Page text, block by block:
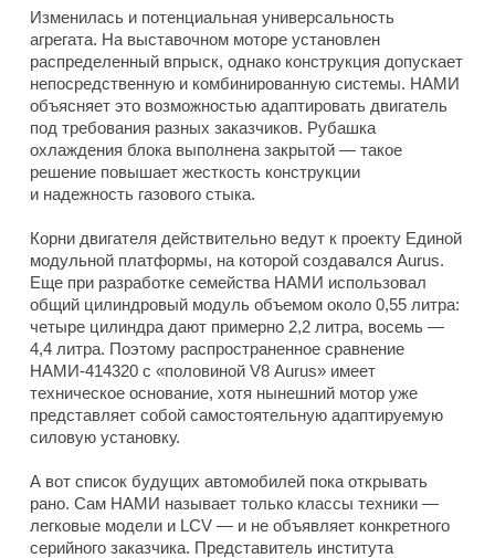
Изменилась и потенциальная универсальность
агрегата. На выставочном моторе установлен
распределенный впрыск, однако конструкция допускает
непосредственную и комбинированную системы. НАМИ
объясняет это возможностью адаптировать двигатель
под требования разных заказчиков. Рубашка
охлаждения блока выполнена закрытой — такое
решение повышает жесткость конструкции
и надежность газового стыка.
Корни двигателя действительно ведут к проекту Единой
модульной платформы, на которой создавался Aurus.
Еще при разработке семейства НАМИ использовал
общий цилиндровый модуль объемом около 0,55 литра:
четыре цилиндра дают примерно 2,2 литра, восемь —
4,4 литра. Поэтому распространенное сравнение
НАМИ-414320 с «половиной V8 Aurus» имеет
техническое основание, хотя нынешний мотор уже
представляет собой самостоятельную адаптируемую
силовую установку.
А вот список будущих автомобилей пока открывать
рано. Сам НАМИ называет только классы техники —
легковые модели и LCV — и не объявляет конкретного
серийного заказчика. Представитель института